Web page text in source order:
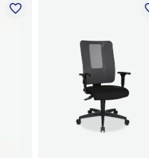
favorite_border